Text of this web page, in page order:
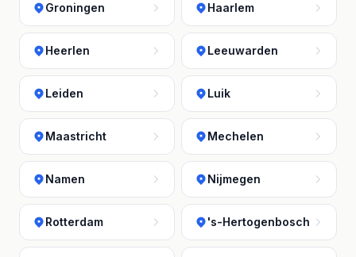
Groningen Haarlem
Heerlen Leeuwarden
Leiden Luik
Maastricht Mechelen
Namen Nijmegen
Rotterdam 's-Hertogenbosch